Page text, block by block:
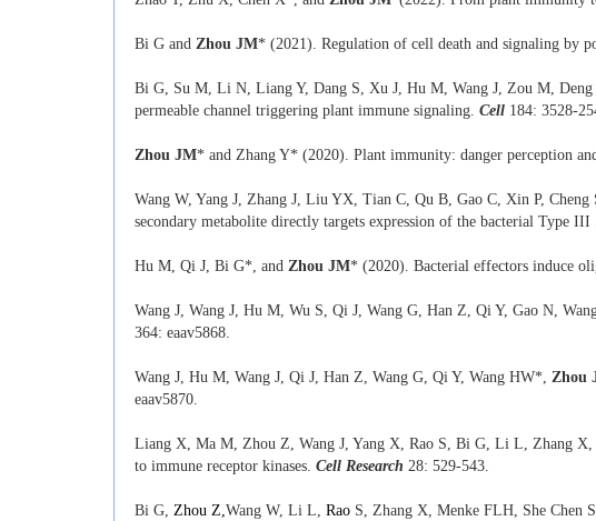
Bi G and Zhou JM* (2021). Regulation of cell death and signaling by
Bi G, Su M, Li N, Liang Y, Dang S, Xu J, Hu M, Wang J, Zou M,
permeable channel triggering plant immune signaling. Cell 184: 3528-
Zhou JM* and Zhang Y* (2020). Plant immunity: danger perception
Wang W, Yang J, Zhang J, Liu YX, Tian C, Qu B, Gao C, Xin P,
secondary metabolite directly targets expression of the bacterial Type
Hu M, Qi J, Bi G*, and Zhou JM* (2020). Bacterial effectors induce
Wang J, Wang J, Hu M, Wu S, Qi J, Wang G, Han Z, Qi Y, Gao N,
364: eaav5868.
Wang J, Hu M, Wang J, Qi J, Han Z, Wang G, Qi Y, Wang HW*, Zhou
eaav5870.
Liang X, Ma M, Zhou Z, Wang J, Yang X, Rao S, Bi G, Li L, Zhang X,
to immune receptor kinases. Cell Research 28: 529-543.
Bi G, Zhou Z,Wang W, Li L, Rao S, Zhang X, Menke FLH, She Chen